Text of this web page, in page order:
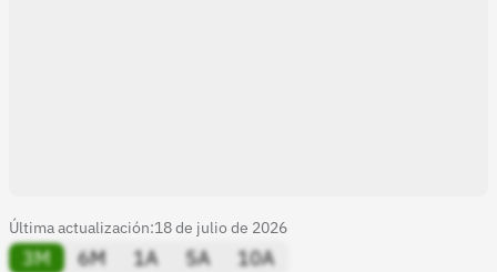
Última actualización:18 de julio de 2026
3M 6M 1A 5A 10A